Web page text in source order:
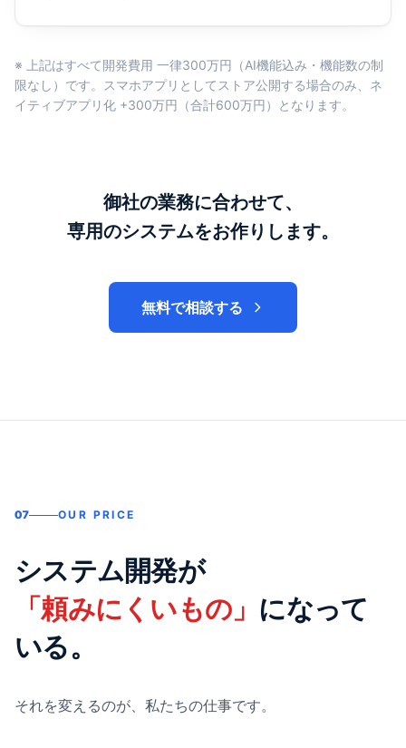
※ 上記はすべて開発費用 一律300万円（AI機能込み・機能数の制
限なし）です。スマホアプリとしてストア公開する場合のみ、ネ
イティブアプリ化 +300万円（合計600万円）となります。
御社の業務に合わせて、
専用のシステムをお作りします。
無料で相談する
07 OUR PRICE
システム開発が
「頼みにくいもの」 になって
いる。
それを変えるのが、私たちの仕事です。